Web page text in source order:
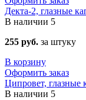
Декта-2, глазные
В наличии 5
255 руб. за штуку
В корзину
Оформить заказ
Ципровет, глазные
В наличии 5